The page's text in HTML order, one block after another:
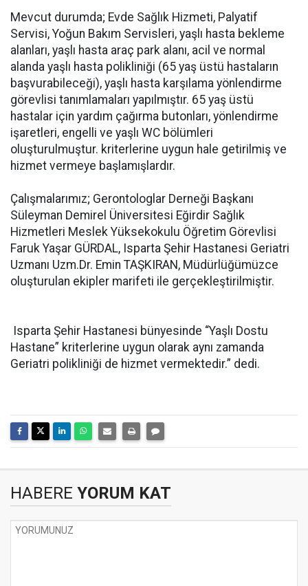
Mevcut durumda; Evde Sağlık Hizmeti, Palyatif
Servisi, Yoğun Bakım Servisleri, yaşlı hasta bekleme
alanları, yaşlı hasta araç park alanı, acil ve normal
alanda yaşlı hasta polikliniği (65 yaş üstü hastaların
başvurabileceği), yaşlı hasta karşılama yönlendirme
görevlisi tanımlamaları yapılmıştır. 65 yaş üstü
hastalar için yardım çağırma butonları, yönlendirme
işaretleri, engelli ve yaşlı WC bölümleri
oluşturulmuştur. kriterlerine uygun hale getirilmiş ve
hizmet vermeye başlamışlardır.
Çalışmalarımız; Gerontologlar Derneği Başkanı
Süleyman Demirel Üniversitesi Eğirdir Sağlık
Hizmetleri Meslek Yüksekokulu Öğretim Görevlisi
Faruk Yaşar GÜRDAL, Isparta Şehir Hastanesi Geriatri
Uzmanı Uzm.Dr. Emin TAŞKIRAN, Müdürlüğümüzce
oluşturulan ekipler marifeti ile gerçekleştirilmiştir.
Isparta Şehir Hastanesi bünyesinde “Yaşlı Dostu
Hastane” kriterlerine uygun olarak aynı zamanda
Geriatri polikliniği de hizmet vermektedir.” dedi.
HABERE YORUM KAT